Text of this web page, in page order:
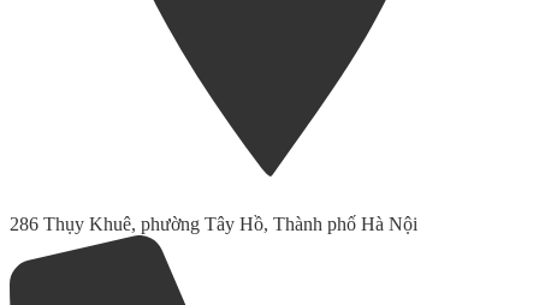
286 Thụy Khuê, phường Tây Hồ, Thành phố Hà Nội